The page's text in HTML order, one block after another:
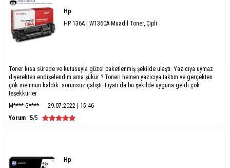
Hp
HP 136A | W1360A Muadil Toner, Çipli
Toner kısa sürede ve kutusuyla güzel paketlenmiş şekilde ulaştı. Yazıcıya uymaz
diyerekten endişelendim ama şükür ? Toneri hemen yazıcıya taktım ve gerçekten
çok memnun kaldık. sorunsuz çalıştı. Fiyatı da bu şekilde uyguna geldi çok
teşekkürler
M**** G****
29.07.2022 | 15:46
Yorum 5/5
Hp